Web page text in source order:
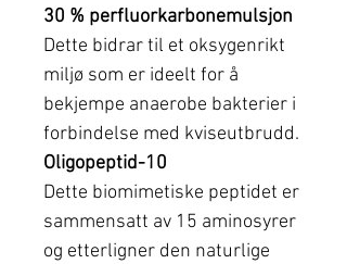
30 % perfluorkarbonemulsjon
Dette bidrar til et oksygenrikt
miljø som er ideelt for å
bekjempe anaerobe bakterier i
forbindelse med kviseutbrudd.
Oligopeptid-10
Dette biomimetiske peptidet er
sammensatt av 15 aminosyrer
og etterligner den naturlige